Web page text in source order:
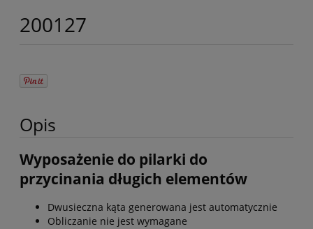
200127
Opis
Wyposażenie do pilarki do
przycinania długich elementów
Dwusieczna kąta generowana jest automatycznie
Obliczanie nie jest wymagane